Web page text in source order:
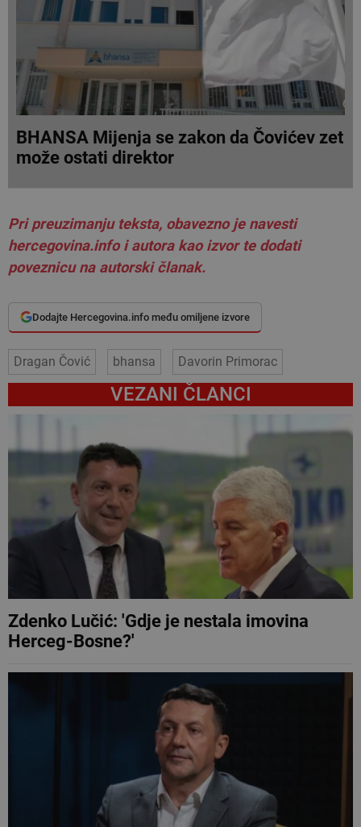
BHANSA Mijenja se zakon da Čovićev zet
može ostati direktor
Pri preuzimanju teksta, obavezno je navesti
hercegovina.info i autora kao izvor te dodati
poveznicu na autorski članak.
Dodajte Hercegovina.info među omiljene izvore
Dragan Čović bhansa Davorin Primorac
VEZANI ČLANCI
Zdenko Lučić: 'Gdje je nestala imovina
Herceg-Bosne?'